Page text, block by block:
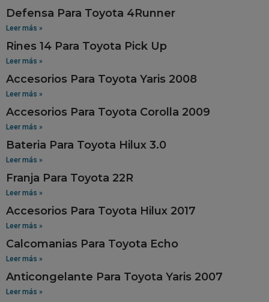
Defensa Para Toyota 4Runner
Leer más »
Rines 14 Para Toyota Pick Up
Leer más »
Accesorios Para Toyota Yaris 2008
Leer más »
Accesorios Para Toyota Corolla 2009
Leer más »
Bateria Para Toyota Hilux 3.0
Leer más »
Franja Para Toyota 22R
Leer más »
Accesorios Para Toyota Hilux 2017
Leer más »
Calcomanias Para Toyota Echo
Leer más »
Anticongelante Para Toyota Yaris 2007
Leer más »